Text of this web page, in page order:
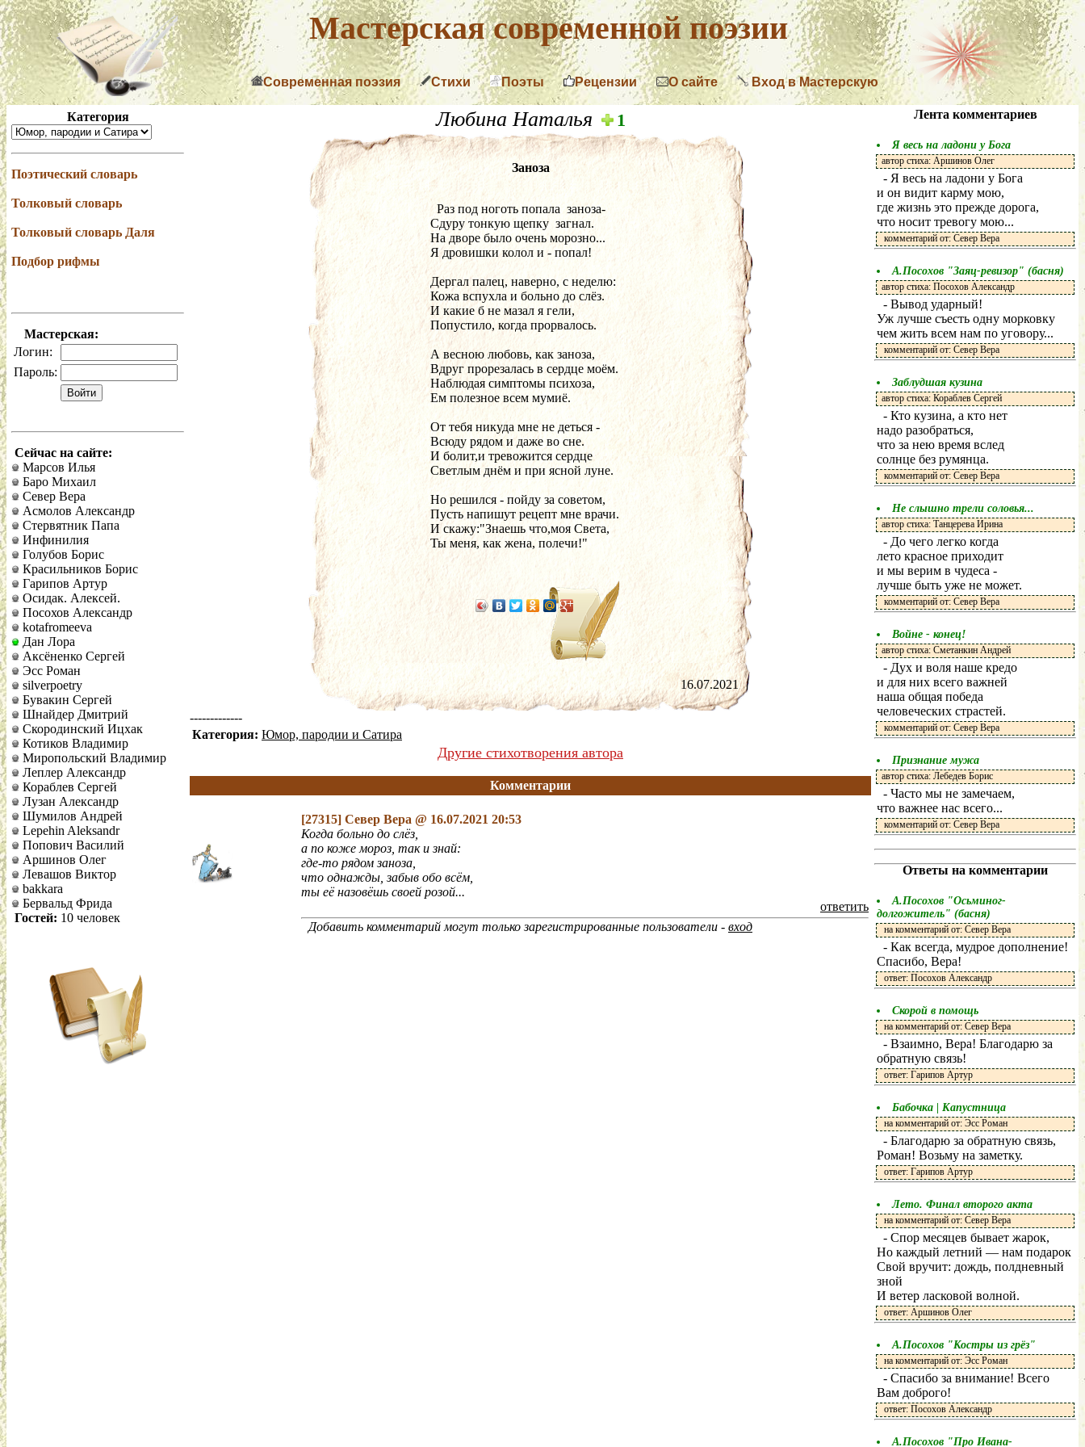
Мастерская современной поэзии
Современная поэзия Стихи Поэты Рецензии О сайте Вход в Мастерскую
Категория
Поэтический словарь
Толковый словарь
Толковый словарь Даля
Подбор рифмы
Мастерская:
Логин:
Пароль:
Сейчас на сайте:
Марсов Илья
Баро Михаил
Север Вера
Асмолов Александр
Стервятник Папа
Инфинилия
Голубов Борис
Красильников Борис
Гарипов Артур
Осидак. Алексей.
Посохов Александр
kotafromeeva
Дан Лора
Аксёненко Сергей
Эсс Роман
silverpoetry
Бувакин Сергей
Шнайдер Дмитрий
Скородинский Ицхак
Котиков Владимир
Миропольский Владимир
Леплер Александр
Кораблев Сергей
Лузан Александр
Шумилов Андрей
Lepehin Aleksandr
Попович Василий
Аршинов Олег
Левашов Виктор
bakkara
Бервальд Фрида
Гостей: 10 человек
Любина Наталья 1
Заноза
  Раз под ноготь попала  заноза-
Сдуру тонкую щепку  загнал.
На дворе было очень морозно...
Я дровишки колол и - попал!
Дергал палец, наверно, с неделю:
Кожа вспухла и больно до слёз.
И какие б не мазал я гели,
Попустило, когда прорвалось.
А весною любовь, как заноза,
Вдруг прорезалась в сердце моём.
Наблюдая симптомы психоза,
Ем полезное всем мумиё.
От тебя никуда мне не деться -
Всюду рядом и даже во сне.
И болит,и тревожится сердце
Светлым днём и при ясной луне.
Но решился - пойду за советом,
Пусть напишут рецепт мне врачи.
И скажу:"Знаешь что,моя Света,
Ты меня, как жена, полечи!"
16.07.2021
-------------
Категория: Юмор, пародии и Сатира
Другие стихотворения автора
Комментарии
[27315] Север Вера @ 16.07.2021 20:53
Когда больно до слёз,
а по коже мороз, так и знай:
где-то рядом заноза,
что однажды, забыв обо всём,
ты её назовёшь своей розой...
ответить
Добавить комментарий могут только зарегистрированные пользователи - вход
Лента комментариев
Я весь на ладони у Бога
автор стиха: Аршинов Олег
- Я весь на ладони у Бога
и он видит карму мою,
где жизнь это прежде дорога,
что носит тревогу мою...
комментарий от: Север Вера
А.Посохов "Заяц-ревизор" (басня)
автор стиха: Посохов Александр
- Вывод ударный!
Уж лучше съесть одну морковку
чем жить всем нам по уговору...
комментарий от: Север Вера
Заблудшая кузина
автор стиха: Кораблев Сергей
- Кто кузина, а кто нет
надо разобраться,
что за нею время вслед
солнце без румянца.
комментарий от: Север Вера
Не слышно трели соловья...
автор стиха: Танцерева Ирина
- До чего легко когда
лето красное приходит
и мы верим в чудеса -
лучше быть уже не может.
комментарий от: Север Вера
Войне - конец!
автор стиха: Сметанкин Андрей
- Дух и воля наше кредо
и для них всего важней
наша общая победа
человеческих страстей.
комментарий от: Север Вера
Признание мужа
автор стиха: Лебедев Борис
- Часто мы не замечаем,
что важнее нас всего...
комментарий от: Север Вера
Ответы на комментарии
А.Посохов "Осьминог-
долгожитель" (басня)
на комментарий от: Север Вера
- Как всегда, мудрое дополнение!
Спасибо, Вера!
ответ: Посохов Александр
Скорой в помощь
на комментарий от: Север Вера
- Взаимно, Вера! Благодарю за
обратную связь!
ответ: Гарипов Артур
Бабочка | Капустница
на комментарий от: Эсс Роман
- Благодарю за обратную связь,
Роман! Возьму на заметку.
ответ: Гарипов Артур
Лето. Финал второго акта
на комментарий от: Север Вера
- Спор месяцев бывает жарок,
Но каждый летний — нам подарок
Свой вручит: дождь, полдневный
зной
И ветер ласковой волной.
ответ: Аршинов Олег
А.Посохов "Костры из грёз"
на комментарий от: Эсс Роман
- Спасибо за внимание! Всего
Вам доброго!
ответ: Посохов Александр
А.Посохов "Про Ивана-